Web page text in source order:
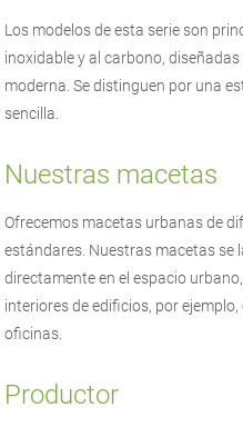
Los modelos de esta serie son
inoxidable y al carbono,
moderna. Se distinguen por una
sencilla.
Nuestras macetas
Ofrecemos macetas urbanas de
estándares. Nuestras macetas se
directamente en el espacio
interiores de edificios, por
oficinas.
Productor